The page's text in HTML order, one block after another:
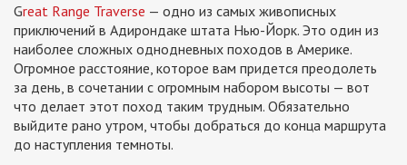
Great Range Traverse — одно из самых живописных
приключений в Адирондаке штата Нью-Йорк. Это один из
наиболее сложных однодневных походов в Америке.
Огромное расстояние, которое вам придется преодолеть
за день, в сочетании с огромным набором высоты — вот
что делает этот поход таким трудным. Обязательно
выйдите рано утром, чтобы добраться до конца маршрута
до наступления темноты.